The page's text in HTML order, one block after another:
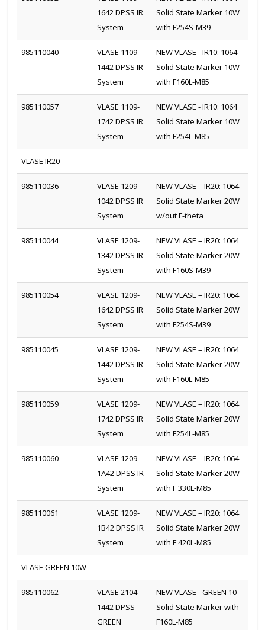
1642 DPSS IR
System
Solid State Marker 10W
with F254S-M39
985110040
VLASE 1109-
1442 DPSS IR
System
NEW VLASE - IR10: 1064
Solid State Marker 10W
with F160L-M85
985110057
VLASE 1109-
1742 DPSS IR
System
NEW VLASE - IR10: 1064
Solid State Marker 10W
with F254L-M85
VLASE IR20
985110036
VLASE 1209-
1042 DPSS IR
System
NEW VLASE – IR20: 1064
Solid State Marker 20W
w/out F-theta
985110044
VLASE 1209-
1342 DPSS IR
System
NEW VLASE – IR20: 1064
Solid State Marker 20W
with F160S-M39
985110054
VLASE 1209-
1642 DPSS IR
System
NEW VLASE – IR20: 1064
Solid State Marker 20W
with F254S-M39
985110045
VLASE 1209-
1442 DPSS IR
System
NEW VLASE – IR20: 1064
Solid State Marker 20W
with F160L-M85
985110059
VLASE 1209-
1742 DPSS IR
System
NEW VLASE – IR20: 1064
Solid State Marker 20W
with F254L-M85
985110060
VLASE 1209-
1A42 DPSS IR
System
NEW VLASE – IR20: 1064
Solid State Marker 20W
with F 330L-M85
985110061
VLASE 1209-
1B42 DPSS IR
System
NEW VLASE – IR20: 1064
Solid State Marker 20W
with F 420L-M85
VLASE GREEN 10W
985110062
VLASE 2104-
1442 DPSS
GREEN
NEW VLASE - GREEN 10
Solid State Marker with
F160L-M85